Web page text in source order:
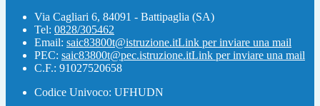
Via Cagliari 6, 84091 - Battipaglia (SA)
Tel: 0828/305462
Email: saic83800t@istruzione.itLink per inviare una mail
PEC: saic83800t@pec.istruzione.itLink per inviare una mail
C.F.: 91027520658
Codice Univoco: UFHUDN